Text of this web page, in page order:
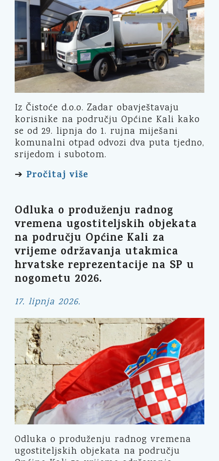
Iz Čistoće d.o.o. Zadar obavještavaju
korisnike na području Općine Kali kako
se od 29. lipnja do 1. rujna miješani
komunalni otpad odvozi dva puta tjedno,
srijedom i subotom.
➔ Pročitaj više
Odluka o produženju radnog
vremena ugostiteljskih objekata
na području Općine Kali za
vrijeme održavanja utakmica
hrvatske reprezentacije na SP u
nogometu 2026.
17. lipnja 2026.
Odluka o produženju radnog vremena
ugostiteljskih objekata na području